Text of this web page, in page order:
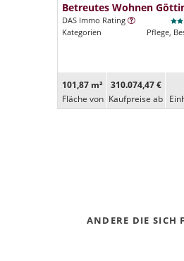
Betreutes Wohnen
DAS Immo Rating
Kategorien
Pflege,
101,87 m²
Fläche von
310.074,47 €
Kaufpreise ab
ANDERE DIE SICH